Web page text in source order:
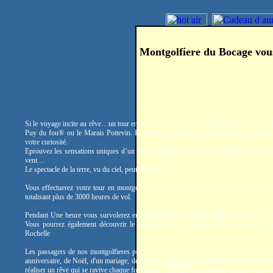
Montgolfiere du Bocage
Si le voyage incite au rêve…un tour en montgolfiere demeure inoubliable. Libre
Puy du fou® ou le Marais Poitevin. Explorez encore cette contrée inconnue, qui en
votre curiosité.
Eprouvez les sensations uniques d’un vol en montgolfiere, en toute sécurité.
vent…
Le spectacle de la terre, vu du ciel, peut démarrer !
Vous effectuerez votre tour en montgolfiere en compagnie de Damien Merceron
totalisant plus de 3000 heures de vol.
Pendant Une heure vous survolerez en montgolfiere le Pays du Puy du Fou ou les
Vous pourrez également découvrir le Marais Poitevin au départ de Fontenay le
Rochelle
Les passagers de nos montgolfieres peuvent être les heureux bénéficiaires d'un
anniversaire, de Noël, d'un mariage, de la Saint Valentin ou d'un départ à la
réaliser un rêve qui se ravive chaque fois qu'une montgolfière passe au dessus leurs